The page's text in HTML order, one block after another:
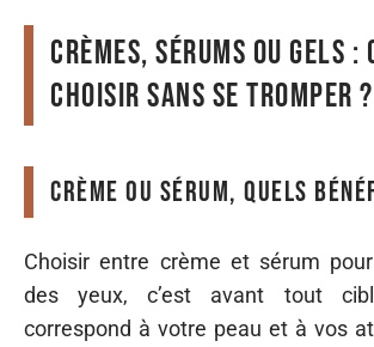
Crèmes, sérums ou gels :
choisir sans se tromper ?
Crème ou sérum, quels
Choisir entre crème et sérum
des yeux, c’est avant tout
correspond à votre peau et à vos